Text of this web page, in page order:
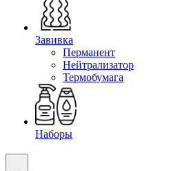
Завивка
Перманент
Нейтрализатор
Термобумага
Наборы